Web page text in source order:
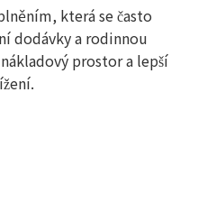
která se často
dodávky a rodinnou
prostor a lepší